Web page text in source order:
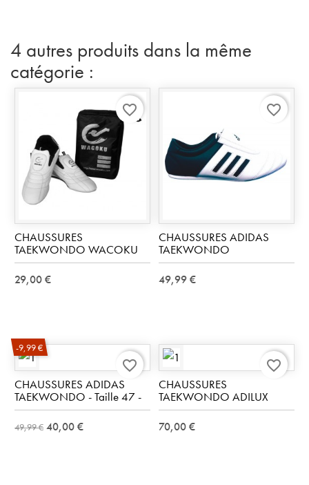
4 autres produits dans la même
catégorie :
CHAUSSURES
TAEKWONDO WACOKU
29,00 €
favorite_border
CHAUSSURES ADIDAS
TAEKWONDO
49,99 €
favorite_border
-9,99 €
CHAUSSURES ADIDAS
TAEKWONDO - Taille 47 -
49,99 € 40,00 €
favorite_border
CHAUSSURES
TAEKWONDO ADILUX
70,00 €
favorite_border